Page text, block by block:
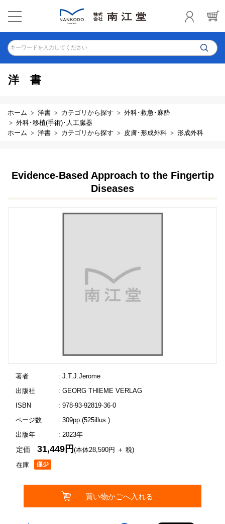
キーワードを入力してください
洋書
ホーム 洋書 カテゴリから探す
外科･救急･麻酔
外科･移植(手術)･人工臓器
ホーム
洋書 カテゴリから探す 皮膚･形成外科 形成外科
Evidence-Based Approach to the Fingertip
Diseases
著者
: J.T.J.Jerome
出版社
: GEORG THIEME VERLAG
ISBN
: 978-93-92819-36-0
ページ数
: 309pp.(525illus.)
出版年
: 2023年
在庫
定価31,449円(本体28,590円 ＋ 税)